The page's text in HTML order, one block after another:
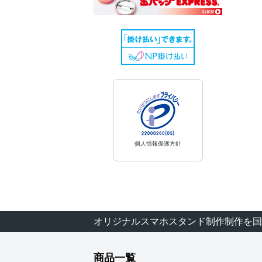
個人情報保護方針
オリジナルスマホスタンド制作制作を
商品一覧